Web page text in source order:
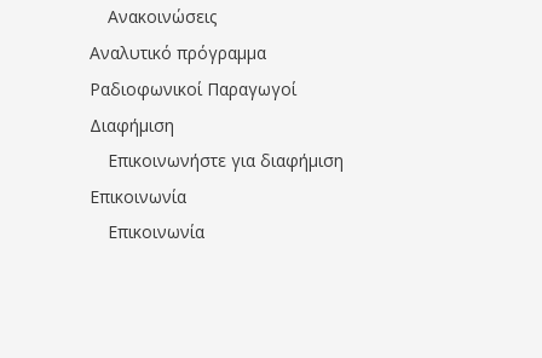
Ανακοινώσεις
Αναλυτικό πρόγραμμα
Ραδιοφωνικοί Παραγωγοί
Διαφήμιση
Επικοινωνήστε για διαφήμιση
Επικοινωνία
Επικοινωνία